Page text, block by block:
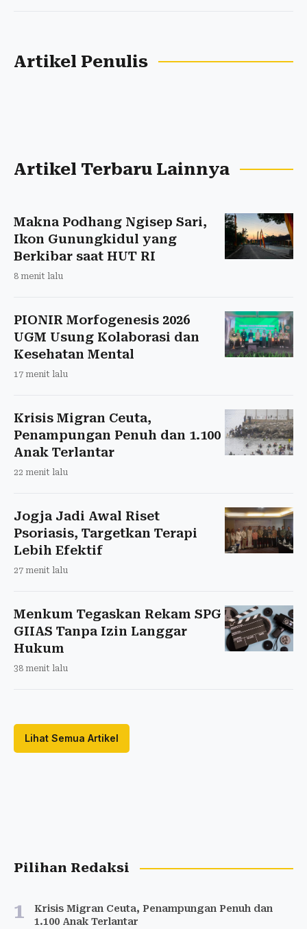
Artikel Penulis
Artikel Terbaru Lainnya
Makna Podhang Ngisep Sari,
Ikon Gunungkidul yang
Berkibar saat HUT RI
8 menit lalu
PIONIR Morfogenesis 2026
UGM Usung Kolaborasi dan
Kesehatan Mental
17 menit lalu
Krisis Migran Ceuta,
Penampungan Penuh dan 1.100
Anak Terlantar
22 menit lalu
Jogja Jadi Awal Riset
Psoriasis, Targetkan Terapi
Lebih Efektif
27 menit lalu
Menkum Tegaskan Rekam SPG
GIIAS Tanpa Izin Langgar
Hukum
38 menit lalu
Lihat Semua Artikel
Pilihan Redaksi
1
Krisis Migran Ceuta, Penampungan Penuh dan
1.100 Anak Terlantar